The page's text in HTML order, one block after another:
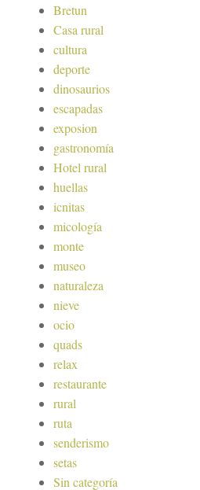
Bretun
Casa rural
cultura
deporte
dinosaurios
escapadas
exposion
gastronomía
Hotel rural
huellas
icnitas
micología
monte
museo
naturaleza
nieve
ocio
quads
relax
restaurante
rural
ruta
senderismo
setas
Sin categoría